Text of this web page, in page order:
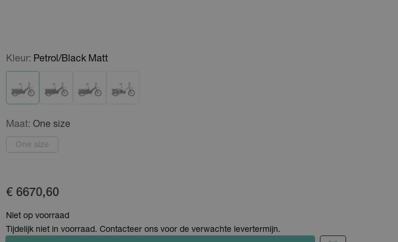
Kleur: Petrol/Black Matt
Maat: One size
One size
€ 6670,60
Niet op voorraad
Tijdelijk niet in voorraad. Contacteer ons voor de verwachte levertermijn.